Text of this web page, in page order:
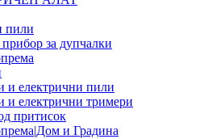
пили
за дупчалки
и електрични пили
и електрични тримери
притисок
и Градина